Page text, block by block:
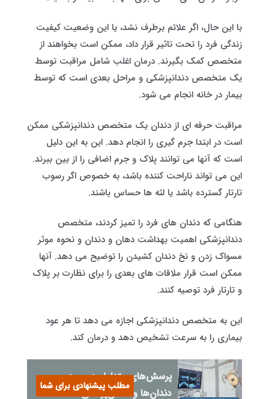
با این حال، اگر علائم برطرف نشد، یا این وضعیت کیفیت
زندگی فرد را تحت تاثیر قرار داد، ممکن است بخواهند از
متخصص کمک بگیرند. درمان اغلب شامل مراقبت توسط
یک متخصص دندانپزشکی و مراحل بعدی است که توسط
بیمار در خانه انجام می شود.
مراقبت حرفه ای از دندان یک متخصص دندانپزشکی ممکن
است در ابتدا جرم گیری را انجام دهد. این به این دلیل
است که آنها می توانند پلاک و جرم اضافی را از بین ببرند.
این می تواند ناراحت کننده باشد، به خصوص اگر رسوب
تارتار گسترده باشد یا لثه ها حساس باشند.
هنگامی که دندان های فرد را تمیز کردند، متخصص
دندانپزشکی اهمیت بهداشت دهان و دندان و نحوه موثر
مسواک زدن و نخ دندان کشیدن را توضیح می دهد. آنها
ممکن است قرار ملاقات های بعدی را برای نظارت بر پلاک
و تارتار فرد توصیه کنند.
این به متخصص دندانپزشکی اجازه می دهد تا هر عود
بیماری را به سرعت تشخیص دهد و درمان کند.
پرسش‌های متداول در مورد
دندان‌ها و دندان‌پزشکی
مطلب پیشنهادی برای شما